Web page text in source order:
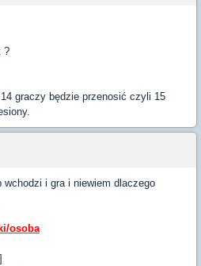
?
graczy będzie przenosić czyli 15
wchodzi i gra i niewiem dlaczego
osoba
]